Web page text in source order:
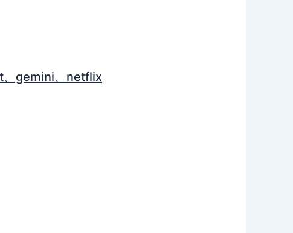
、gemini、netflix